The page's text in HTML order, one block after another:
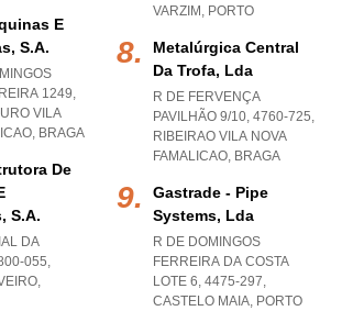
E
S.a.
1249,
VILA
, BRAGA
De
S.a.
DA
055,
,
VARZIM , PORTO
Metalúrgica Central
Da Trofa, Lda
R DE FERVENÇA
PAVILHÃO 9/10, 4760-725,
RIBEIRAO VILA NOVA
FAMALICAO, BRAGA
Gastrade - Pipe
Systems, Lda
R DE DOMINGOS
FERREIRA DA COSTA
LOTE 6, 4475-297,
CASTELO MAIA, PORTO